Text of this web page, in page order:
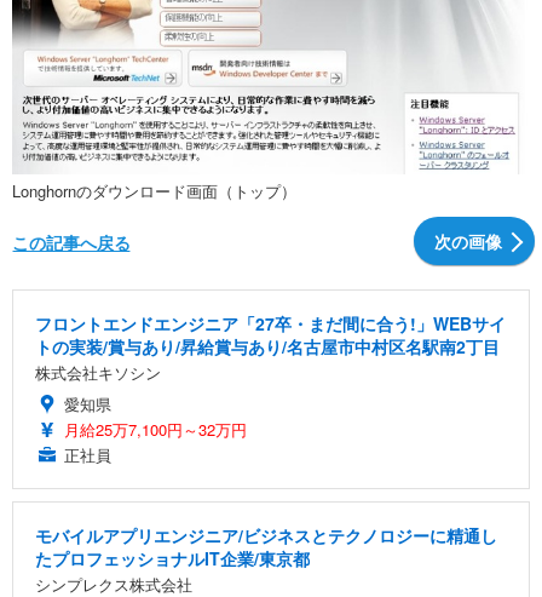
Longhornのダウンロード画面（トップ）
次の画像
この記事へ戻る
フロントエンドエンジニア「27卒・まだ間に合う!」WEBサイ
トの実装/賞与あり/昇給賞与あり/名古屋市中村区名駅南2丁目
株式会社キソシン
愛知県
月給25万7,100円～32万円
正社員
モバイルアプリエンジニア/ビジネスとテクノロジーに精通し
たプロフェッショナルIT企業/東京都
シンプレクス株式会社